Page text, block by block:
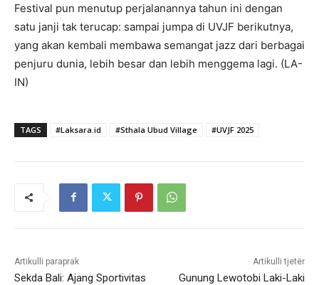
Festival pun menutup perjalanannya tahun ini dengan
satu janji tak terucap: sampai jumpa di UVJF berikutnya,
yang akan kembali membawa semangat jazz dari berbagai
penjuru dunia, lebih besar dan lebih menggema lagi. (LA-
IN)
TAGS #Laksara.id #Sthala Ubud Village #UVJF 2025
Artikulli paraprak
Sekda Bali: Ajang Sportivitas
Artikulli tjetër
Gunung Lewotobi Laki-Laki